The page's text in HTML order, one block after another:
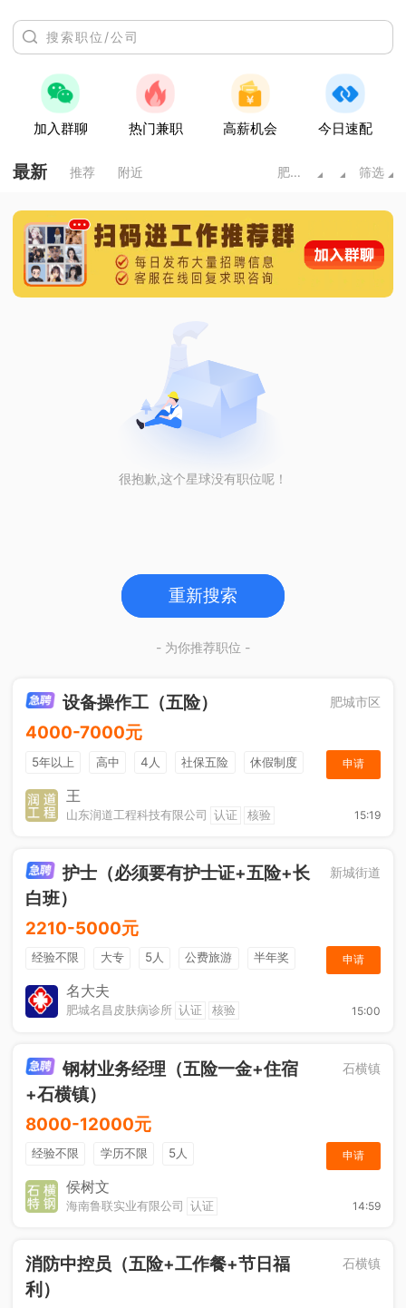
加入群聊 热门兼职 高薪机会 今日速配
最新 推荐 附近 肥城市 筛选
很抱歉,这个星球没有职位呢！
重新搜索
- 为你推荐职位 -
设备操作工（五险） 肥城市区
4000-7000元
5年以上 高中 4人 社保五险
休假制度
加班补助
申请
王
山东润道工程科技有限公司 认证 核验 15:19
护士（必须要有护士证+五险+长
白班）
新城街道
2210-5000元
经验不限 大专 5人 公费旅游
半年奖
奖金
综合补贴
申请
名大夫
肥城名昌皮肤病诊所 认证 核验 15:00
钢材业务经理（五险一金+住宿
+石横镇）
石横镇
8000-12000元
经验不限 学历不限 5人 申请
侯树文
海南鲁联实业有限公司 认证 14:59
消防中控员（五险+工作餐+节日福
利）
石横镇